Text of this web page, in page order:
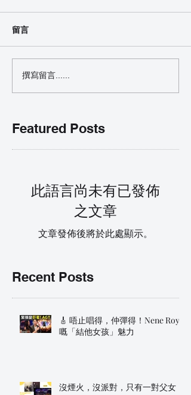
留言
撰寫留言......
Featured Posts
此語言尚未有已發佈
之文章
文章發佈後將於此處顯示。
Recent Posts
🎸 唔止唱得，仲彈得！Nene Royal
嘅「結他女孩」魅力
沒煙火，沒派對，只有一對父女